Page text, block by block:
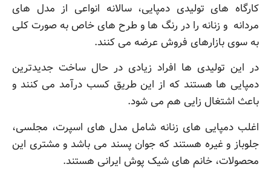
کارگاه های تولیدی دمپایی، سالانه انواعی از مدل های
مردانه و زنانه را در رنگ ها و طرح های خاص به صورت کلی
به سوی بازارهای فروش عرضه می کنند.
در این تولیدی ها افراد زیادی در حال ساخت جدیدترین
دمپایی ها هستند که از این طریق کسب درآمد می کنند و
باعث اشتغال زایی هم می شود.
اغلب دمپایی های زنانه شامل مدل های اسپرت، مجلسی،
جلوباز و غیره هستند که جوان پسند می باشد و مشتری این
محصولات، خانم های شیک پوش ایرانی هستند.